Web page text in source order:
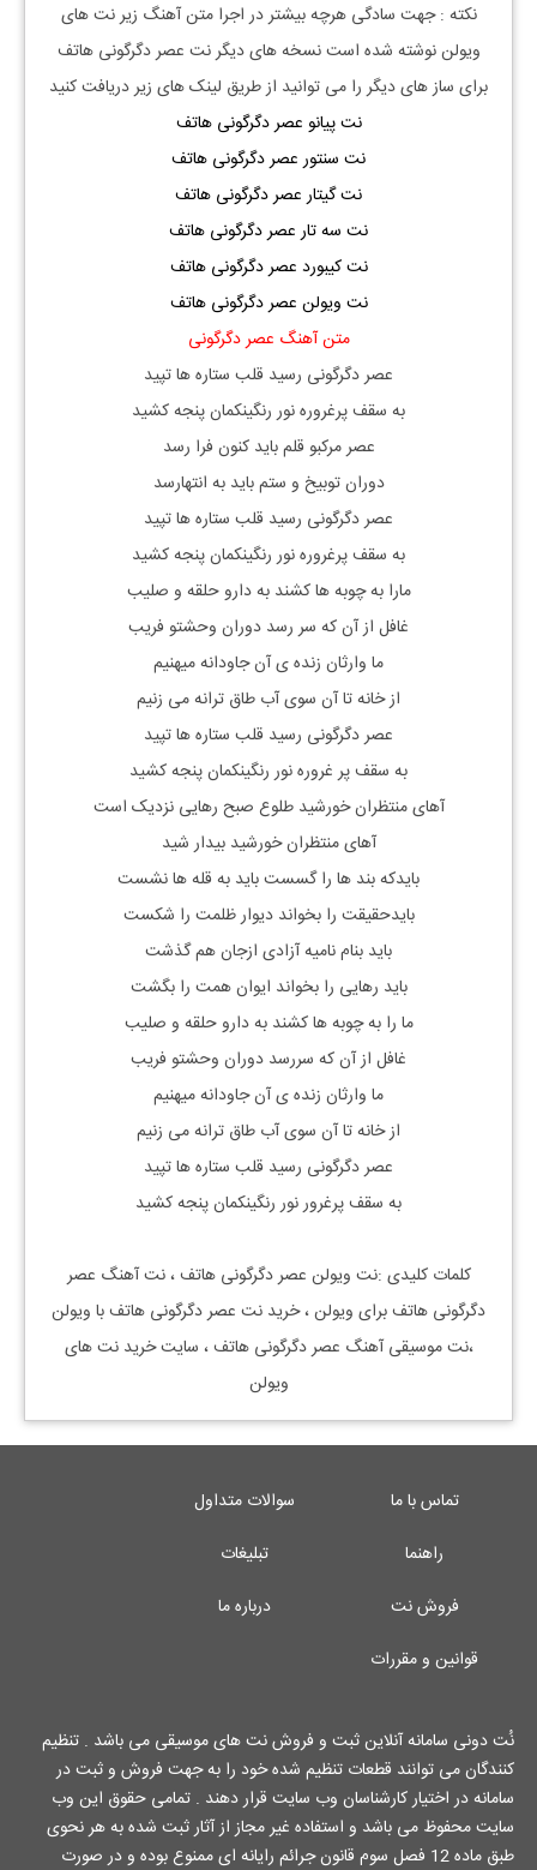
نکته : جهت سادگی هرچه بیشتر در اجرا متن آهنگ زیر نت های
ویولن نوشته شده است نسخه های دیگر نت عصر دگرگونی هاتف
برای ساز های دیگر را می توانید از طریق لینک های زیر دریافت کنید
نت پیانو عصر دگرگونی هاتف
نت سنتور عصر دگرگونی هاتف
نت گیتار عصر دگرگونی هاتف
نت سه تار عصر دگرگونی هاتف
نت کیبورد عصر دگرگونی هاتف
نت ویولن عصر دگرگونی هاتف
متن آهنگ عصر دگرگونی
عصر دگرگونی رسید قلب ستاره ها تپید
به سقف پرغروره نور رنگینکمان پنجه کشید
عصر مرکبو قلم باید کنون فرا رسد
دوران توبیخ و ستم باید به انتهارسد
عصر دگرگونی رسید قلب ستاره ها تپید
به سقف پرغروره نور رنگینکمان پنجه کشید
مارا به چوبه ها کشند به دارو حلقه و صلیب
غافل از آن که سر رسد دوران وحشتو فریب
ما وارثان زنده ی آن جاودانه میهنیم
از خانه تا آن سوی آب طاق ترانه می زنیم
عصر دگرگونی رسید قلب ستاره ها تپید
به سقف پر غروره نور رنگینکمان پنجه کشید
آهای منتظران خورشید طلوع صبح رهایی نزدیک است
آهای منتظران خورشید بیدار شید
بایدکه بند ها را گسست باید به قله ها نشست
بایدحقیقت را بخواند دیوار ظلمت را شکست
باید بنام نامیه آزادی ازجان هم گذشت
باید رهایی را بخواند ایوان همت را بگشت
ما را به چوبه ها کشند به دارو حلقه و صلیب
غافل از آن که سررسد دوران وحشتو فریب
ما وارثان زنده ی آن جاودانه میهنیم
از خانه تا آن سوی آب طاق ترانه می زنیم
عصر دگرگونی رسید قلب ستاره ها تپید
به سقف پرغرور نور رنگینکمان پنجه کشید
کلمات کلیدی :نت ویولن عصر دگرگونی هاتف ، نت آهنگ عصر
دگرگونی هاتف برای ویولن ، خرید نت عصر دگرگونی هاتف با ویولن
،نت موسیقی آهنگ عصر دگرگونی هاتف ، سایت خرید نت های
ویولن
تماس با ما
سوالات متداول
راهنما
تبلیغات
فروش نت
درباره ما
قوانین و مقررات
نُت دونی سامانه آنلاین ثبت و فروش نت های موسیقی می باشد . تنظیم
کنندگان می توانند قطعات تنظیم شده خود را به جهت فروش و ثبت در
سامانه در اختیار کارشناسان وب سایت قرار دهند . تمامی حقوق این وب
سایت محفوظ می باشد و استفاده غیر مجاز از آثار ثبت شده به هر نحوی
طبق ماده 12 فصل سوم قانون جرائم رایانه ای ممنوع بوده و در صورت